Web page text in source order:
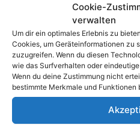
Die richtige
Neben dem
Backupmethode bzw.
Rolle. Damit das Sichern
verursacht, sollten Sie
Cookie-
verwalten
Um dir ein optimales Erlebnis zu
Cookies, um Geräteinformationen zu
zuzugreifen. Wenn du diesen
wie das Surfverhalten oder
Wenn du deine Zustimmung nicht
bestimmte Merkmale und Funktionen